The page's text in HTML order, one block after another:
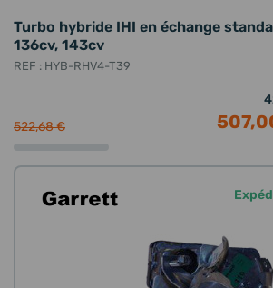
Turbo hybride IHI en échange
136cv, 143cv
REF : HYB-RHV4-T39
522,68 €